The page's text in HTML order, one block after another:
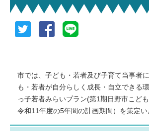
市では、子ども・若者及び子育て当事者
も・若者が自分らしく成長・自立できる
っ子若者みらいプラン(第1期日野市こど
令和11年度の5年間の計画期間）を策定い